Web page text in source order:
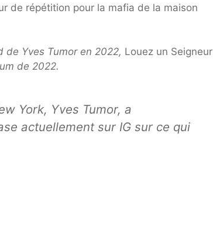
de répétition pour la mafia de la maison
de Yves Tumor en 2022, Louez un Seigneur
de 2022.
York, Yves Tumor, a
actuellement sur IG sur ce qui